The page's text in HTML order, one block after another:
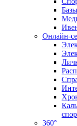
Онлайн-
360°